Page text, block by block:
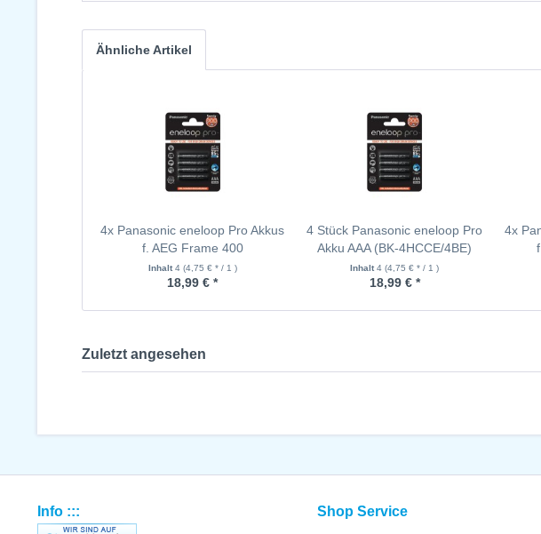
Ähnliche Artikel
4x Panasonic eneloop Pro Akkus
f. AEG Frame 400
Inhalt 4 (4,75 € * / 1 )
18,99 € *
4 Stück Panasonic eneloop Pro
Akku AAA (BK-4HCCE/4BE)
Inhalt4(4,75 € * / 1 )
18,99 € *
4x
Zuletzt angesehen
Info ::: Shop Service